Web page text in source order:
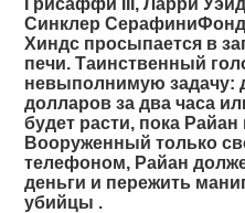
Грисаффи III, Ларри
Синклер
Хиндс просыпается в
печи. Таинственный
невыполнимую задачу:
долларов за два часа
будет расти, пока
Вооруженный только
телефоном, Райан
деньги и пережить
убийцы .